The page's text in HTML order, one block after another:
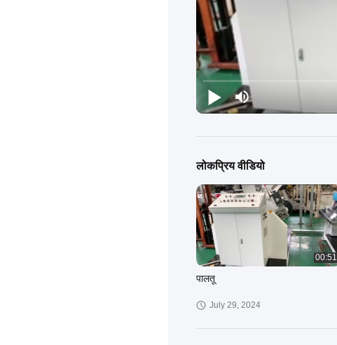
लोकप्रिय वीडियो
00:51
पालतू
July 29, 2024